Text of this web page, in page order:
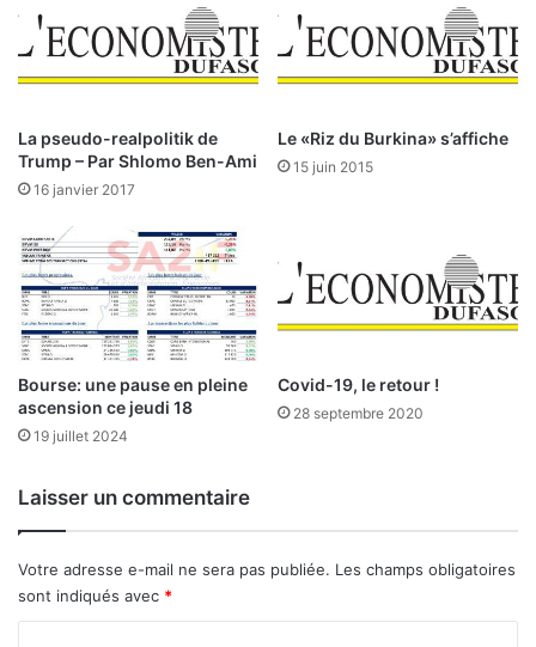
n
s
e
s
m
a
g
e
s
o
n
s
o
u
s
c
o
r
t
e
p
o
B
i
g
o
La pseudo-realpolitik de
Trump – Par Shlomo Ben-Ami
16 janvier 2017
Le «Riz du Burkina» s’affiche
15 juin 2015
Bourse: une pause en pleine
ascension ce jeudi 18
19 juillet 2024
Covid-19, le retour !
28 septembre 2020
Laisser un commentaire
Votre adresse e-mail ne sera pas publiée. Les champs obligatoires
sont indiqués avec *